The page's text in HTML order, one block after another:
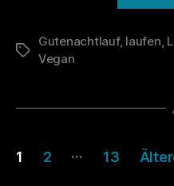
Schlagwörter
Gutenachtlauf, laufen,
Vegan
1 2 … 13